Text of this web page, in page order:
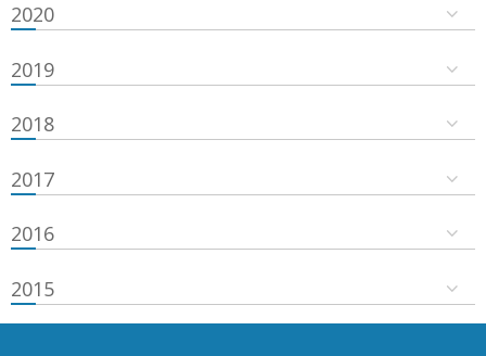
2020
2019
2018
2017
2016
2015